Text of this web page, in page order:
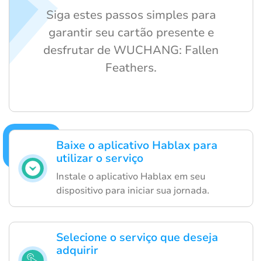
Baixe o aplicativo Hablax para
utilizar o serviço
Instale o aplicativo Hablax em seu
dispositivo para iniciar sua jornada.
Selecione o serviço que deseja
adquirir
Siga estes passos simples para
garantir seu cartão presente e
desfrutar de WUCHANG: Fallen
Feathers.